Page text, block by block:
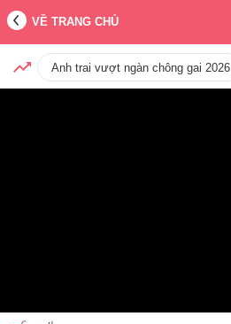
VỀ TRANG CHỦ
Anh trai vượt ngàn chông gai 2026